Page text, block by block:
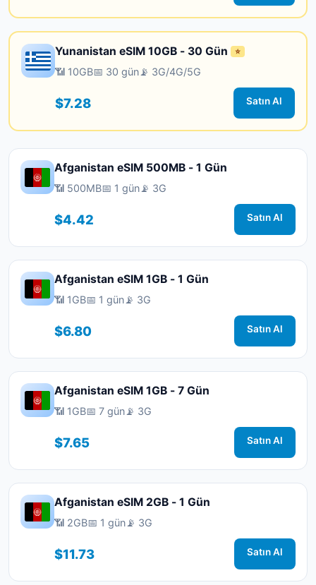
Yunanistan eSIM 10GB - 30 Gün ⭐
📶 10GB📅 30 gün📡 3G/4G/5G
$7.28 Satın Al
Afganistan eSIM 500MB - 1 Gün
📶 500MB📅 1 gün📡 3G
$4.42 Satın Al
Afganistan eSIM 1GB - 1 Gün
📶 1GB📅 1 gün📡 3G
$6.80 Satın Al
Afganistan eSIM 1GB - 7 Gün
📶 1GB📅 7 gün📡 3G
$7.65 Satın Al
Afganistan eSIM 2GB - 1 Gün
📶 2GB📅 1 gün📡 3G
$11.73 Satın Al